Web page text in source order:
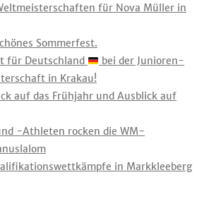
für Nova Müller in
Sommerfest.
für Deutschland
bei der Junioren-
in Krakau!
auf das Frühjahr und Ausblick auf
-Athleten rocken die WM-
in Markkleeberg